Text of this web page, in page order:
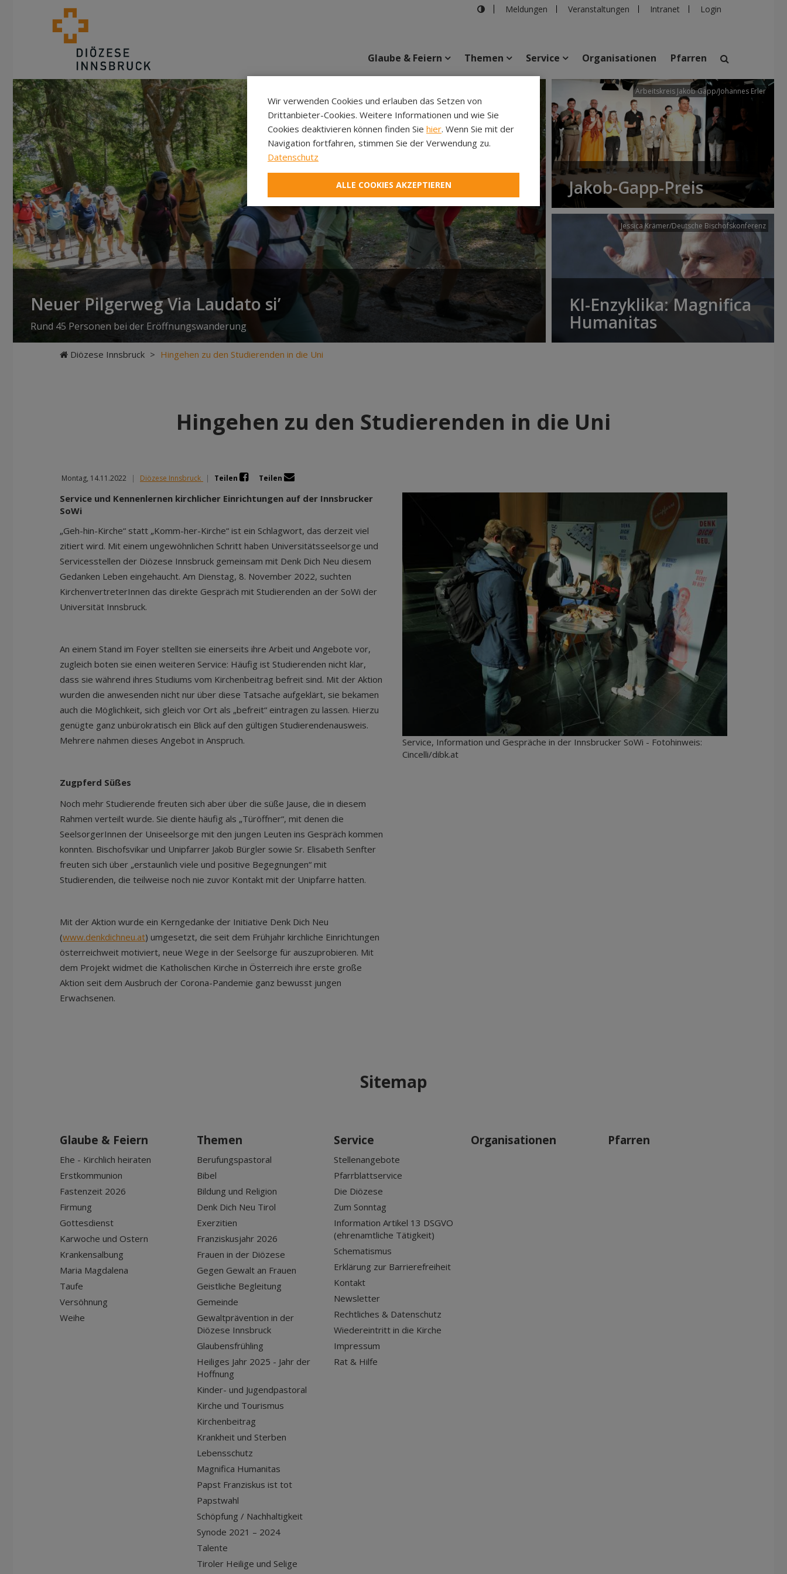
Meldungen Veranstaltungen Intranet Login
suchen
Veranstaltungen Personen Pfarren Einrichtungen
Glaube & Feiern Themen Service Organisationen Pfarren
Neuer Pilgerweg Via Laudato si’
Rund 45 Personen bei der Eröffnungswanderung
Arbeitskreis Jakob Gapp/Johannes Erler
Jakob-Gapp-Preis
Jessica Krämer/Deutsche Bischofskonferenz
KI-Enzyklika: Magnifica
Humanitas
Diözese Innsbruck > Hingehen zu den Studierenden in die Uni
Hingehen zu den Studierenden in die Uni
Montag, 14.11.2022 | Diözese Innsbruck | Teilen Teilen
Service und Kennenlernen kirchlicher Einrichtungen auf der Innsbrucker
SoWi
„Geh-hin-Kirche“ statt „Komm-her-Kirche“ ist ein Schlagwort, das derzeit viel
zitiert wird. Mit einem ungewöhnlichen Schritt haben Universitätsseelsorge und
Servicesstellen der Diözese Innsbruck gemeinsam mit Denk Dich Neu diesem
Gedanken Leben eingehaucht. Am Dienstag, 8. November 2022, suchten
KirchenvertreterInnen das direkte Gespräch mit Studierenden an der SoWi der
Universität Innsbruck.
An einem Stand im Foyer stellten sie einerseits ihre Arbeit und Angebote vor,
zugleich boten sie einen weiteren Service: Häufig ist Studierenden nicht klar,
dass sie während ihres Studiums vom Kirchenbeitrag befreit sind. Mit der Aktion
wurden die anwesenden nicht nur über diese Tatsache aufgeklärt, sie bekamen
auch die Möglichkeit, sich gleich vor Ort als „befreit“ eintragen zu lassen. Hierzu
genügte ganz unbürokratisch ein Blick auf den gültigen Studierendenausweis.
Mehrere nahmen dieses Angebot in Anspruch.
Zugpferd Süßes
Noch mehr Studierende freuten sich aber über die süße Jause, die in diesem
Rahmen verteilt wurde. Sie diente häufig als „Türöffner“, mit denen die
SeelsorgerInnen der Uniseelsorge mit den jungen Leuten ins Gespräch kommen
konnten. Bischofsvikar und Unipfarrer Jakob Bürgler sowie Sr. Elisabeth Senfter
freuten sich über „erstaunlich viele und positive Begegnungen“ mit
Studierenden, die teilweise noch nie zuvor Kontakt mit der Unipfarre hatten.
Mit der Aktion wurde ein Kerngedanke der Initiative Denk Dich Neu
(www.denkdichneu.at) umgesetzt, die seit dem Frühjahr kirchliche Einrichtungen
österreichweit motiviert, neue Wege in der Seelsorge für auszuprobieren. Mit
dem Projekt widmet die Katholischen Kirche in Österreich ihre erste große
Aktion seit dem Ausbruch der Corona-Pandemie ganz bewusst jungen
Erwachsenen.
Service, Information und Gespräche in der Innsbrucker SoWi - Fotohinweis:
Cincelli/dibk.at
Sitemap
Glaube & Feiern
Ehe - Kirchlich heiraten
Erstkommunion
Fastenzeit 2026
Firmung
Gottesdienst
Karwoche und Ostern
Krankensalbung
Maria Magdalena
Taufe
Versöhnung
Weihe
Themen
Berufungspastoral
Bibel
Bildung und Religion
Denk Dich Neu Tirol
Exerzitien
Franziskusjahr 2026
Frauen in der Diözese
Gegen Gewalt an Frauen
Geistliche Begleitung
Gemeinde
Gewaltprävention in der
Diözese Innsbruck
Glaubensfrühling
Heiliges Jahr 2025 - Jahr der
Hoffnung
Kinder- und Jugendpastoral
Kirche und Tourismus
Kirchenbeitrag
Krankheit und Sterben
Lebensschutz
Magnifica Humanitas
Papst Franziskus ist tot
Papstwahl
Schöpfung / Nachhaltigkeit
Synode 2021 – 2024
Talente
Tiroler Heilige und Selige
Service
Stellenangebote
Pfarrblattservice
Die Diözese
Zum Sonntag
Information Artikel 13 DSGVO
(ehrenamtliche Tätigkeit)
Schematismus
Erklärung zur Barrierefreiheit
Kontakt
Newsletter
Rechtliches & Datenschutz
Wiedereintritt in die Kirche
Impressum
Rat & Hilfe
Organisationen Pfarren
Wir verwenden Cookies und erlauben das Setzen von
Drittanbieter-Cookies. Weitere Informationen und wie Sie
Cookies deaktivieren können finden Sie hier. Wenn Sie mit der
Navigation fortfahren, stimmen Sie der Verwendung zu.
Datenschutz
ALLE COOKIES AKZEPTIEREN